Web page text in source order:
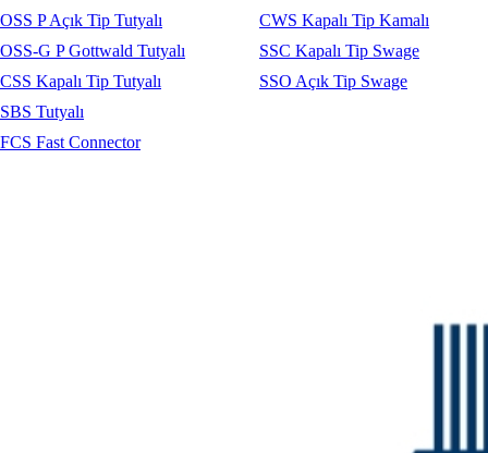
OSS P Açık Tip Tutyalı
OSS-G P Gottwald Tutyalı
CSS Kapalı Tip Tutyalı
SBS Tutyalı
FCS Fast Connector
CWS Kapalı Tip Kamalı
SSC Kapalı Tip Swage
SSO Açık Tip Swage